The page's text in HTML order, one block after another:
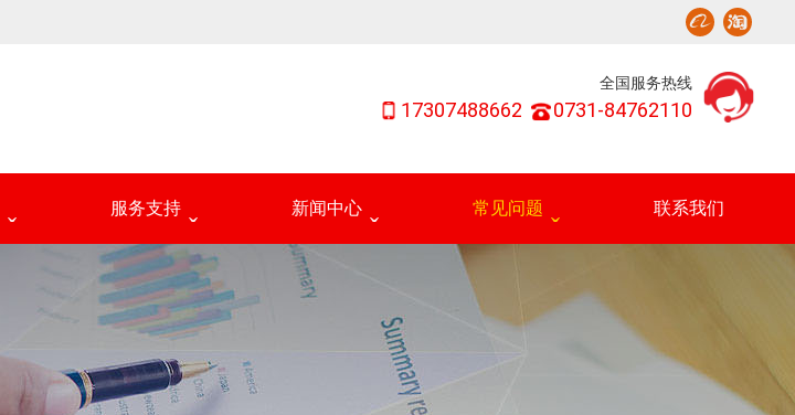
全国服务热线
17307488662 0731-84762110
服务支持 新闻中心 常见问题 联系我们